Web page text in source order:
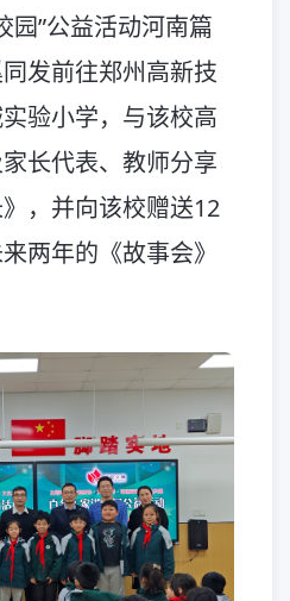
园”公益活动河南篇
发前往郑州高新技
验小学，与该校高
长代表、教师分享
，并向该校赠送12
两年的《故事会》